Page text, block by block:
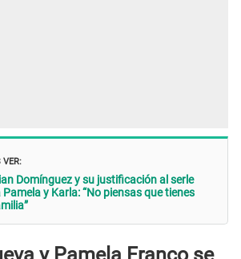
VER:
Domínguez y su justificación al serle
Pamela y Karla: “No piensas que tienes
y Pamela Franco se